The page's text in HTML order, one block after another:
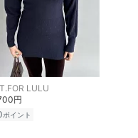
LULU
円
ポイント